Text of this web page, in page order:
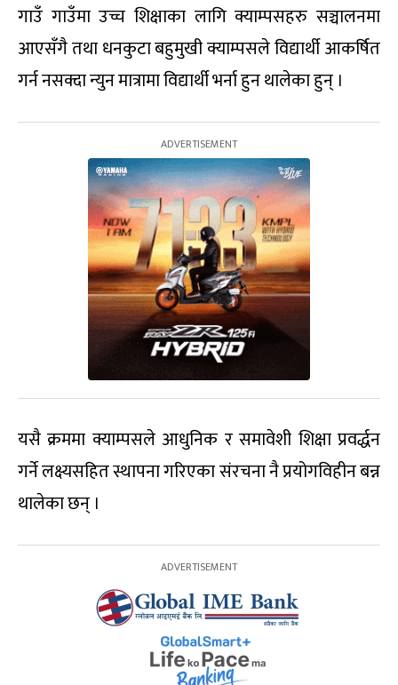
गाउँ गाउँमा उच्च शिक्षाका लागि क्याम्पसहरु सञ्चालनमा
आएसँगै तथा धनकुटा बहुमुखी क्याम्पसले विद्यार्थी आकर्षित
गर्न नसक्दा न्युन मात्रामा विद्यार्थी भर्ना हुन थालेका हुन् ।
यसै क्रममा क्याम्पसले आधुनिक र समावेशी शिक्षा प्रवर्द्धन
गर्ने लक्ष्यसहित स्थापना गरिएका संरचना नै प्रयोगविहीन बन्न
थालेका छन् ।